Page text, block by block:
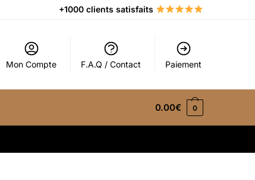
+1000 clients satisfaits
Mon Compte F.A.Q / Contact Paiement
0.00€ 0